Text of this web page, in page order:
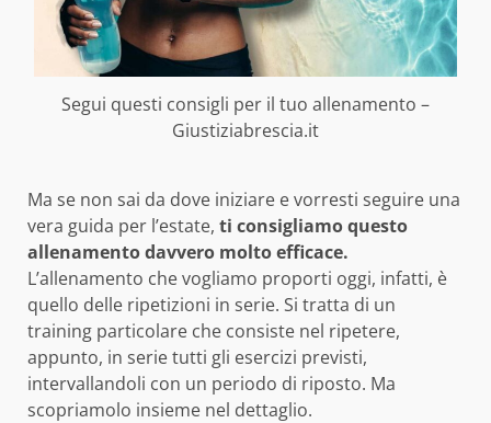
Segui questi consigli per il tuo allenamento –
Giustiziabrescia.it
Ma se non sai da dove iniziare e vorresti seguire una
vera guida per l’estate, ti consigliamo questo
allenamento davvero molto efficace.
L’allenamento che vogliamo proporti oggi, infatti, è
quello delle ripetizioni in serie. Si tratta di un
training particolare che consiste nel ripetere,
appunto, in serie tutti gli esercizi previsti,
intervallandoli con un periodo di riposto. Ma
scopriamolo insieme nel dettaglio.